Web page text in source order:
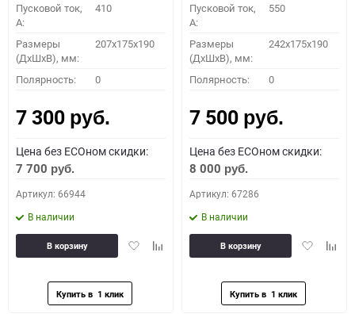
Пусковой ток,
A:
410
Размеры
(ДхШхВ), мм:
207x175x190
Полярность: 0
7 300 руб.
Цена без ECOном скидки:
7 700 руб.
Артикул: 66944
В наличии
ДобавитьДобавить
В корзину
Пусковой ток,
A:
550
Размеры
(ДхШхВ), мм:
242x175x190
Полярность: 0
7 500 руб.
Цена без ECOном скидки:
8 000 руб.
Артикул: 67286
В наличии
Добавить
В корзину